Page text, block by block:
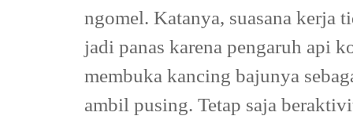
ngomel. Katanya, suasana kerja
jadi panas karena pengaruh api
membuka kancing bajunya
ambil pusing. Tetap saja